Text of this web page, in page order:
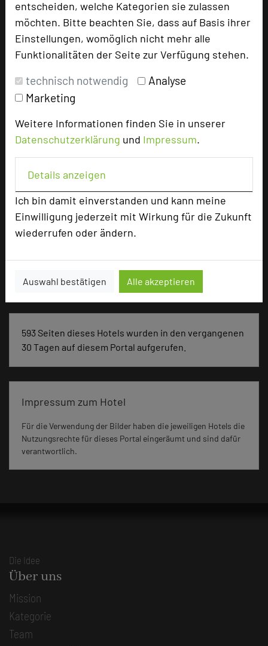
entscheiden, welche Kategorien sie zulassen
möchten. Bitte beachten Sie, dass auf Basis ihrer
Einstellungen, womöglich nicht mehr alle
Funktionalitäten der Seite zur Verfügung stehen.
technisch notwendig
Analyse
Marketing
Weitere Informationen finden Sie in unserer
Datenschutzerklärung und Impressum.
Details anzeigen
Ich bin damit einverstanden und kann meine
Einwilligung jederzeit mit Wirkung für die Zukunft
wiederrufen oder ändern.
Auswahl bestätigen Alle akzeptieren
Hoteldaten
U-Form
Parlamentarisch
Tagungsräume
Suiten
Juniorsuiten
3
Seminar, Konferenz, Klausur
593 Seiten dieses Hotels wurden in den vergangenen
30 Tagen auf diesem Portal aufgerufen.
Impressum zum Hotel
Für die Verwendung der Bilder haben die jeweiligen Hotels die
Nutzungsrechte für dieses Portal eingeräumt und sind dafür
verantwortlich.
Die Idee
Über uns
Mission
Kategorie
Team